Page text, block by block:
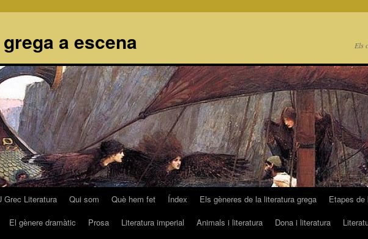
a escena Els
Grec Literatura Qui som Què hem fet Índex Els gèneres de la literatura grega Etapes de
El gènere dramàtic Prosa Literatura imperial Animals i literatura Dona i literatura